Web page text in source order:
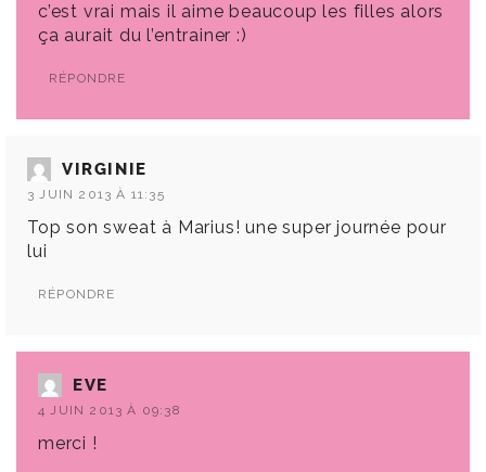
c’est vrai mais il aime beaucoup les filles alors
ça aurait du l’entrainer :)
RÉPONDRE
VIRGINIE
3 JUIN 2013 À 11:35
Top son sweat à Marius! une super journée pour
lui
RÉPONDRE
EVE
4 JUIN 2013 À 09:38
merci !